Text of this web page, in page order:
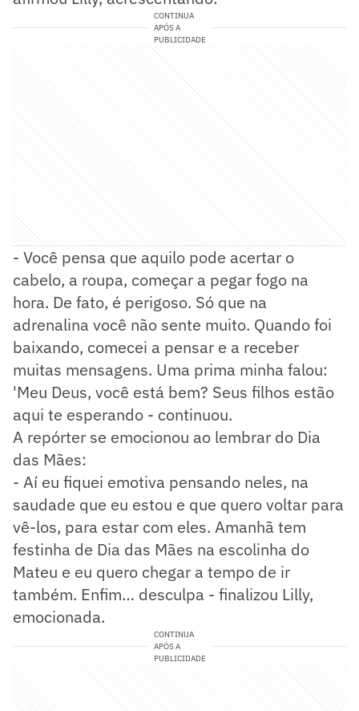
CONTINUA
APÓS A
PUBLICIDADE
- Você pensa que aquilo pode acertar o
cabelo, a roupa, começar a pegar fogo na
hora. De fato, é perigoso. Só que na
adrenalina você não sente muito. Quando foi
baixando, comecei a pensar e a receber
muitas mensagens. Uma prima minha falou:
'Meu Deus, você está bem? Seus filhos estão
aqui te esperando - continuou.
A repórter se emocionou ao lembrar do Dia
das Mães:
- Aí eu fiquei emotiva pensando neles, na
saudade que eu estou e que quero voltar para
vê-los, para estar com eles. Amanhã tem
festinha de Dia das Mães na escolinha do
Mateu e eu quero chegar a tempo de ir
também. Enfim… desculpa - finalizou Lilly,
emocionada.
CONTINUA
APÓS A
PUBLICIDADE